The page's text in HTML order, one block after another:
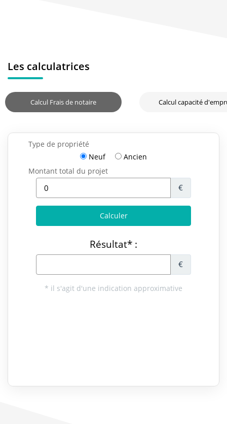
Les calculatrices
Calcul Frais de notaire Calcul capacité